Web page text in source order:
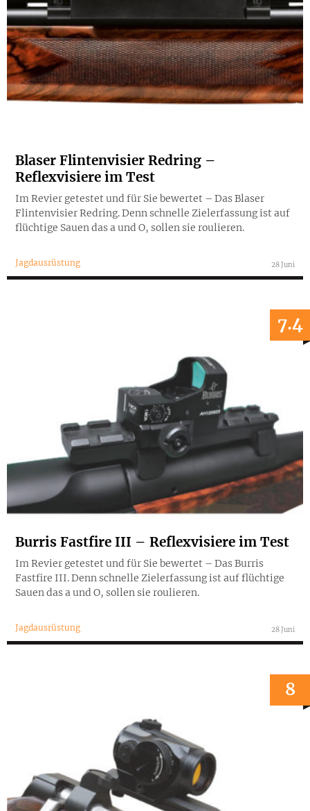
Blaser Flintenvisier Redring –
Reflexvisiere im Test
Im Revier getestet und für Sie bewertet – Das Blaser
Flintenvisier Redring. Denn schnelle Zielerfassung ist auf
flüchtige Sauen das a und O, sollen sie roulieren.
Jagdausrüstung 28 Juni
7.4
Burris Fastfire III – Reflexvisiere im Test
Im Revier getestet und für Sie bewertet – Das Burris
Fastfire III. Denn schnelle Zielerfassung ist auf flüchtige
Sauen das a und O, sollen sie roulieren.
Jagdausrüstung 28 Juni
8